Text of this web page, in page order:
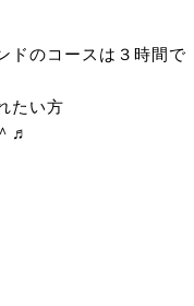
ドのコースは３時間で
たい方
♬